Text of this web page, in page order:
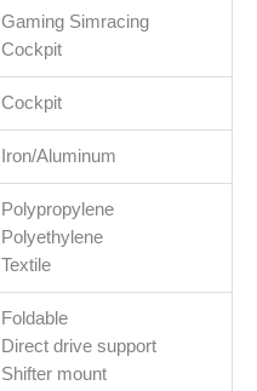
Gaming Simracing
Cockpit
Cockpit
Iron/Aluminum
Polypropylene
Polyethylene
Textile
Foldable
Direct drive support
Shifter mount